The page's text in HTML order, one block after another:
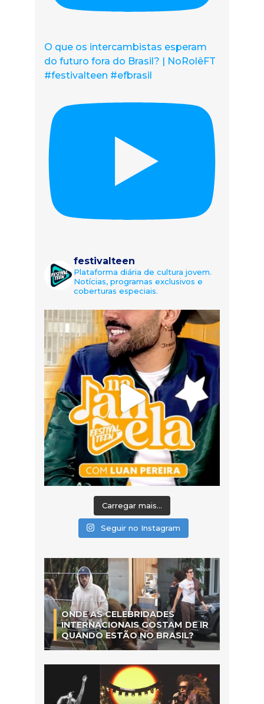
O que os intercambistas esperam
do futuro fora do Brasil? | NoRolêFT
#festivalteen #efbrasil
festivalteen
Plataforma diária de cultura jovem.
Notícias, programas exclusivos e
coberturas especiais.
Carregar mais...
Seguir no Instagram
ONDE AS CELEBRIDADES
INTERNACIONAIS GOSTAM DE IR
QUANDO ESTÃO NO BRASIL?